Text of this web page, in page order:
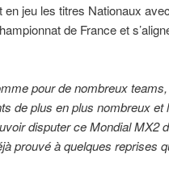
jeu les titres Nationaux
de France et
pour de nombreux
de plus en plus nombreux
disputer ce Mondial MX2
prouvé à quelques reprises